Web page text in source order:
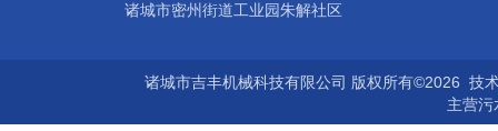
诸城市密州街道工业园朱解社区
诸城市吉丰机械科技有限公司 版权所有©2026 技
主营污